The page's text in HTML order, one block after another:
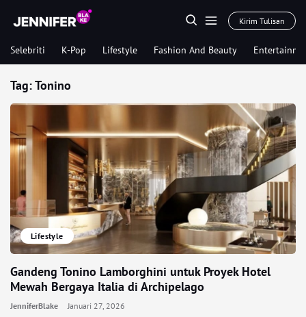
Kirim Tulisan
Selebriti K-Pop Lifestyle Fashion And Beauty
Tag:Tonino
Lifestyle
Gandeng Tonino Lamborghini untuk Proyek Hotel
Mewah Bergaya Italia di Archipelago
JenniferBlake Januari 27, 2026